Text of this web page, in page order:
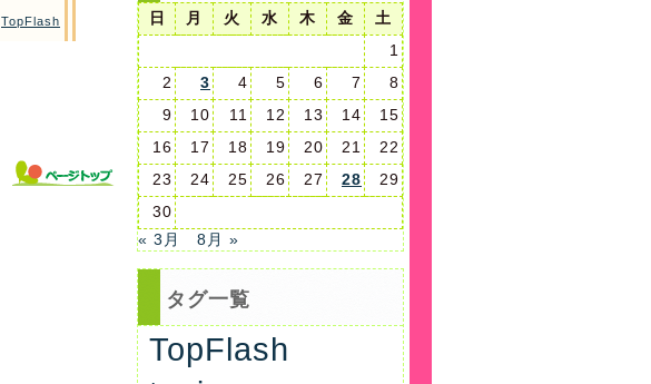
TopFlash 日 月 火 水 木 金
土
1
2
3 4 5 6 7
8
9
10 11 12 13 14
15
16
17 18 19 20 21
22
23
24 25 26 27 28
29
30
« 3月
8月 »
タグ一覧
TopFlash